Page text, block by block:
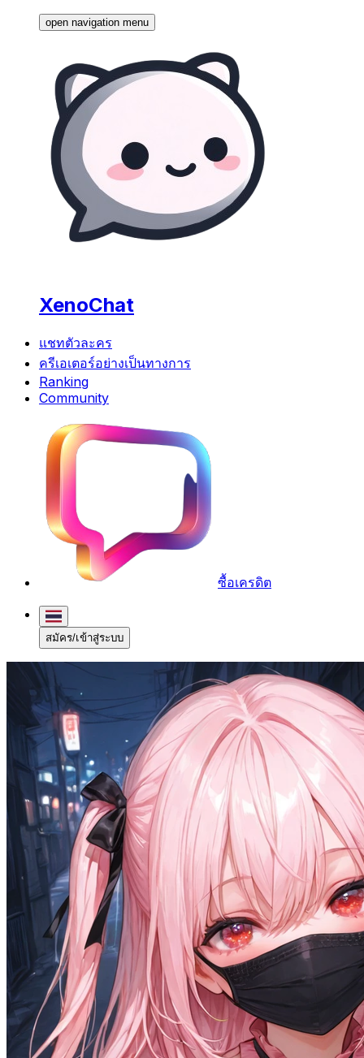
open navigation menu
XenoChat
แชทตัวละคร
ครีเอเตอร์อย่างเป็นทางการ
Ranking
Community
ซื้อเครดิต
สมัคร/เข้าสู่ระบบ